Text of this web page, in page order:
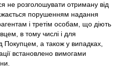
не розголошувати отриману від
порушенням надання
і третім особам, що діють
в тому числі і для
Покупцем, а також у випадках,
встановлено вимогами